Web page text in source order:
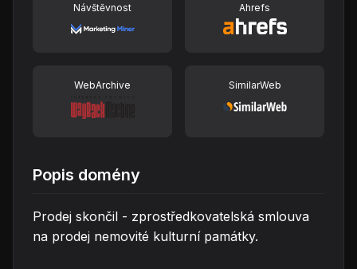
Návštěvnost Ahrefs
WebArchive SimilarWeb
Popis domény
Prodej skončil - zprostředkovatelská smlouva
na prodej nemovité kulturní památky.